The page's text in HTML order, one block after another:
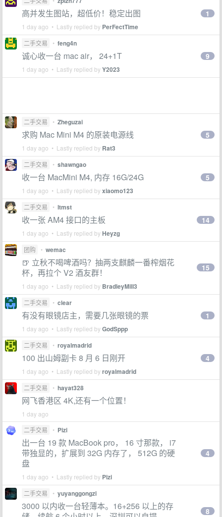
高并发生图站，超低价！稳定出图
1 day ago • Lastly replied by PerFectTime
1
二手交易 • feng4n
诚心收一台 mac air， 24+1T
1 day ago • Lastly replied byY2023
9
二手交易 • Zheguzai
求购 Mac Mini M4 的原装电源线
1 day ago • Lastly replied by Rat3
5
二手交易 • shawngao
收一台 MacMini M4, 内存 16G/24G
1 day ago • Lastly replied byxiaomo123
5
二手交易 • ltmst
收一张 AM4 接口的主板
1 day ago • Lastly replied byHeyzg
14
团购 • wemac
🍺 立秋不喝啤酒吗？抽两支麒麟一番榨烟花
杯，再拉个 V2 酒友群！
1 day ago • Lastly replied by BradleyMill3
15
二手交易 • clear
有没有眼镜店主，需要几张眼镜的票
1 day ago • Lastly replied byGodSppp
1
二手交易 • royalmadrid
100 出山姆副卡 8 月 6 日刚开
1 day ago • Lastly replied byroyalmadrid
4
二手交易 • hayat328
网飞香港区 4K,还有一个位置！
1 day ago
二手交易
• Pizi
出一台 19 款 MacBook pro， 16 寸那款， i7
带独显的，扩展到 32G 内存了， 512G 的硬
盘
1 day ago • Lastly replied by Pizi
4
二手交易 • yuyanggongzi
3000 以内收一台轻薄本。16+256 以上的存
8